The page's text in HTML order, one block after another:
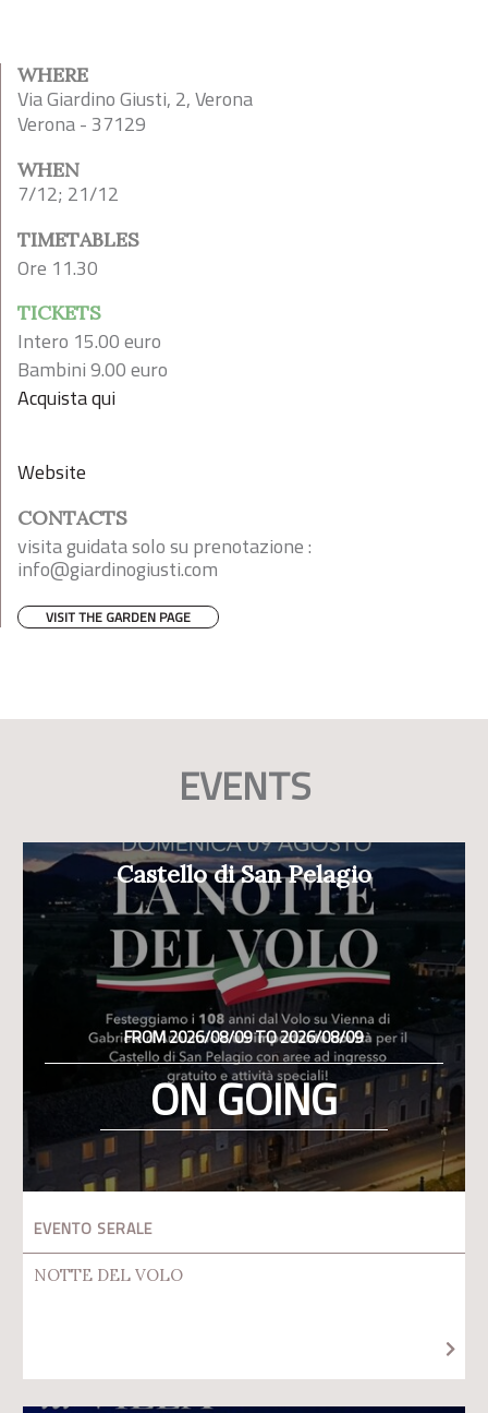
WHERE
Via Giardino Giusti, 2, Verona
Verona - 37129
WHEN
7/12; 21/12
TIMETABLES
Ore 11.30
TICKETS
Intero 15.00 euro
Bambini 9.00 euro
Acquista qui
Website
CONTACTS
visita guidata solo su prenotazione :
info@giardinogiusti.com
VISIT THE GARDEN PAGE
EVENTS
Castello di San Pelagio
FROM 2026/08/09 TO 2026/08/09
ON GOING
EVENTO SERALE
NOTTE DEL VOLO